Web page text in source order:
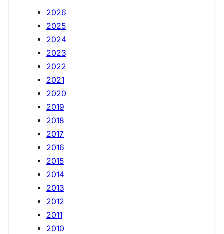
2026
2025
2024
2023
2022
2021
2020
2019
2018
2017
2016
2015
2014
2013
2012
2011
2010